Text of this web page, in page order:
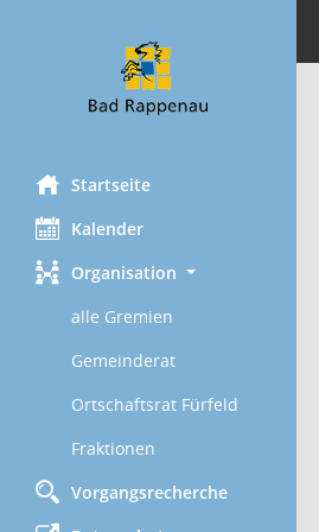
Startseite
Kalender
Organisation
alle Gremien
Gemeinderat
Ortschaftsrat Fürfeld
Fraktionen
Vorgangsrecherche